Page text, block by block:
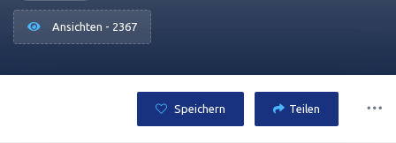
Ansichten - 2367
Speichern Teilen